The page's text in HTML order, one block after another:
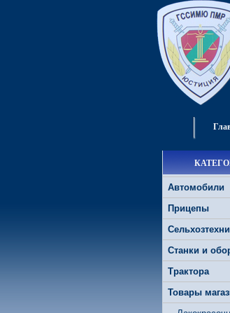
Автомобили
Прицепы
Станки и
Трактора
Товары